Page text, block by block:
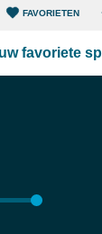
FAVORIETEN
favoriete